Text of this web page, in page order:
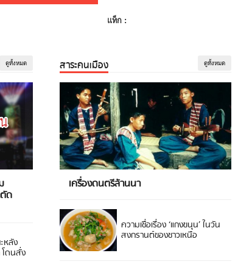
แท็ก :
ดูทั้งหมด
ด
หลัง
โดนสั่ง
สาระคนเมือง ดูทั้งหมด
เครื่องดนตรีล้านนา
ความเชื่อเรื่อง ‘แกงขนุน’ ในวัน
สงกรานต์ของชาวเหนือ